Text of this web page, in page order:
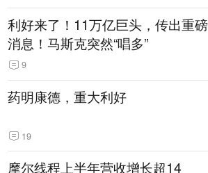
利好来了！11万亿巨头，传出重磅
消息！马斯克突然“唱多”
9
药明康德，重大利好
19
摩尔线程上半年营收增长超14